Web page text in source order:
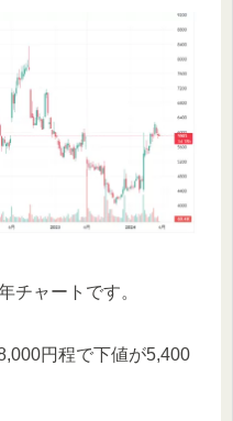
チャートです。
円程で下値が5,400